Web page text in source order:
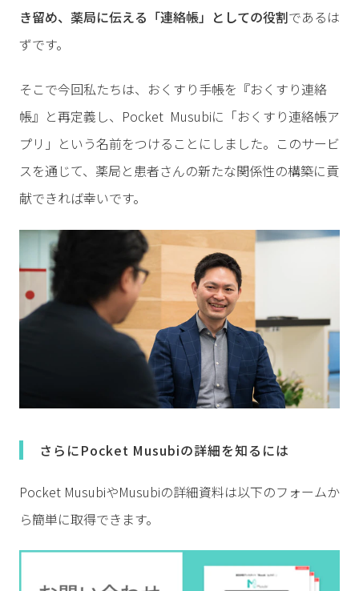
き留め、薬局に伝える「連絡帳」としての役割であるは
ずです。
そこで今回私たちは、おくすり手帳を『おくすり連絡
帳』と再定義し、Pocket Musubiに「おくすり連絡帳ア
プリ」という名前をつけることにしました。このサービ
スを通じて、薬局と患者さんの新たな関係性の構築に貢
献できれば幸いです。
さらにPocket Musubiの詳細を知るには
Pocket MusubiやMusubiの詳細資料は以下のフォームか
ら簡単に取得できます。